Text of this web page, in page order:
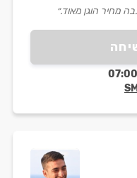
מחיר הוגן מאוד.״